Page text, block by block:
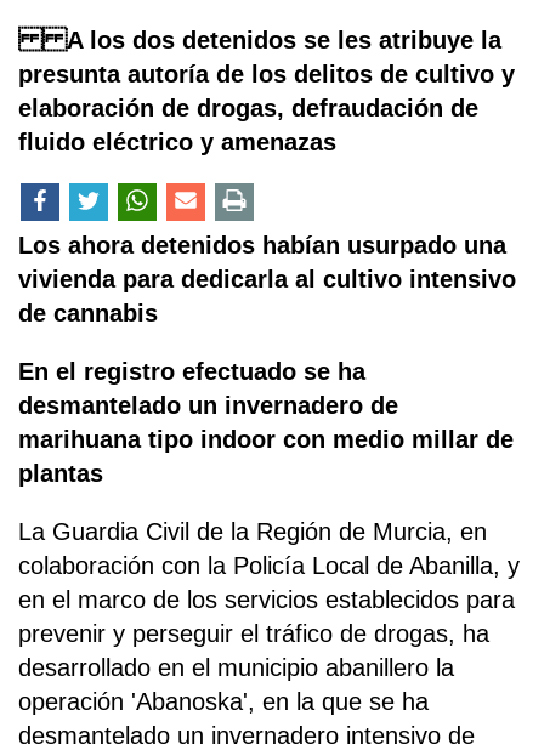
A los dos detenidos se les atribuye la
presunta autoría de los delitos de cultivo y
elaboración de drogas, defraudación de
fluido eléctrico y amenazas
Los ahora detenidos habían usurpado una
vivienda para dedicarla al cultivo intensivo
de cannabis
En el registro efectuado se ha
desmantelado un invernadero de
marihuana tipo indoor con medio millar de
plantas
La Guardia Civil de la Región de Murcia, en
colaboración con la Policía Local de Abanilla, y
en el marco de los servicios establecidos para
prevenir y perseguir el tráfico de drogas, ha
desarrollado en el municipio abanillero la
operación 'Abanoska', en la que se ha
desmantelado un invernadero intensivo de